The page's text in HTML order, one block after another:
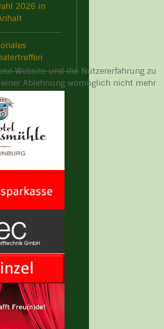
2026 in
Website und die Nutzererfahrung zu
Ablehnung womöglich nicht mehr